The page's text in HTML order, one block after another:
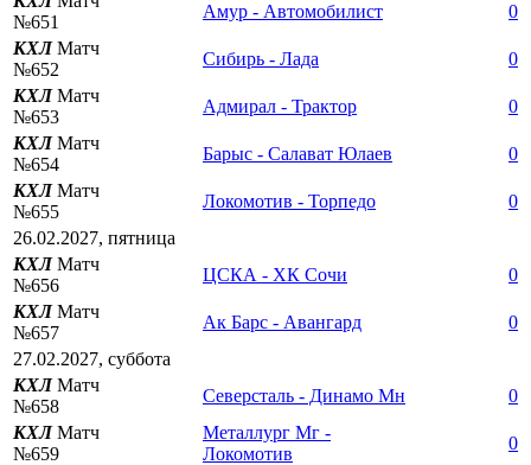
№651
Амур - Автомобилист
0
КХЛМатч
№652
Сибирь - Лада
0
КХЛМатч
№653
Адмирал - Трактор
0
КХЛМатч
№654
Барыс - Салават Юлаев
0
КХЛМатч
№655
Локомотив - Торпедо
0
26.02.2027, пятница
КХЛМатч
№656
ЦСКА - ХК Сочи
0
КХЛМатч
№657
Ак Барс - Авангард
0
27.02.2027, суббота
КХЛМатч
№658
Северсталь - Динамо Мн
0
КХЛМатч
№659
Металлург Мг -
Локомотив
0